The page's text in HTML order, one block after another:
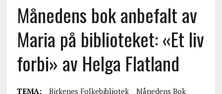
Månedens bok anbefalt av
Maria på biblioteket: «Et liv
forbi» av Helga Flatland
TEMA: Birkenes Folkebibliotek
Månedens Bok